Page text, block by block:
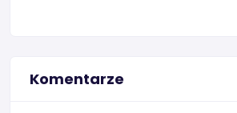
Komentarze